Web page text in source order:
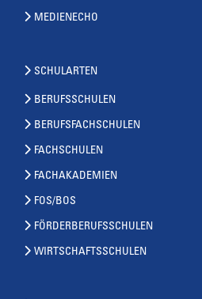
MEDIENECHO
SCHULARTEN
BERUFSSCHULEN
BERUFSFACHSCHULEN
FACHSCHULEN
FACHAKADEMIEN
FOS/BOS
FÖRDERBERUFSSCHULEN
WIRTSCHAFTSSCHULEN